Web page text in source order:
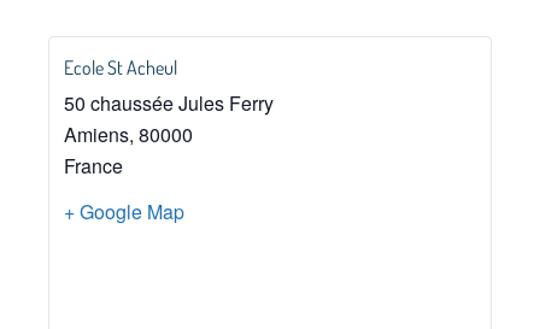
Ecole St Acheul
50 chaussée Jules Ferry
Amiens, 80000
France
+ Google Map